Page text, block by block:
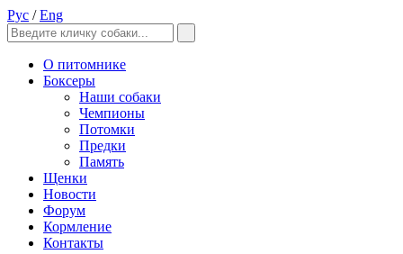
Рус /Eng
О питомнике
Боксеры
Наши собаки
Чемпионы
Потомки
Предки
Память
Щенки
Новости
Форум
Кормление
Контакты